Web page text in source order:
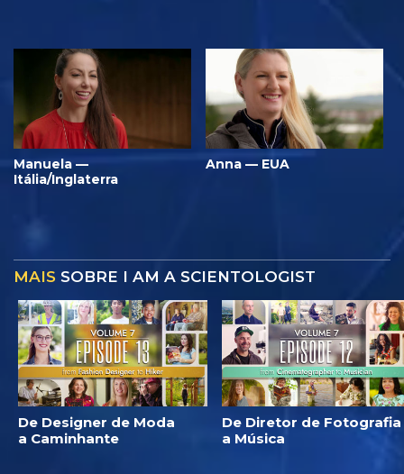
Manuela —
Itália/Inglaterra
Anna — EUA
MAIS SOBRE I AM A SCIENTOLOGIST
De Designer de Moda
a Caminhante
De Diretor de Fotografia
a Música